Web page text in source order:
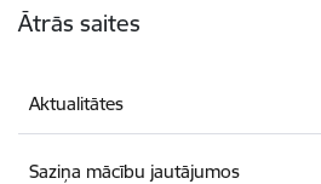
Ātrās saites
Aktualitātes
Saziņa mācību jautājumos